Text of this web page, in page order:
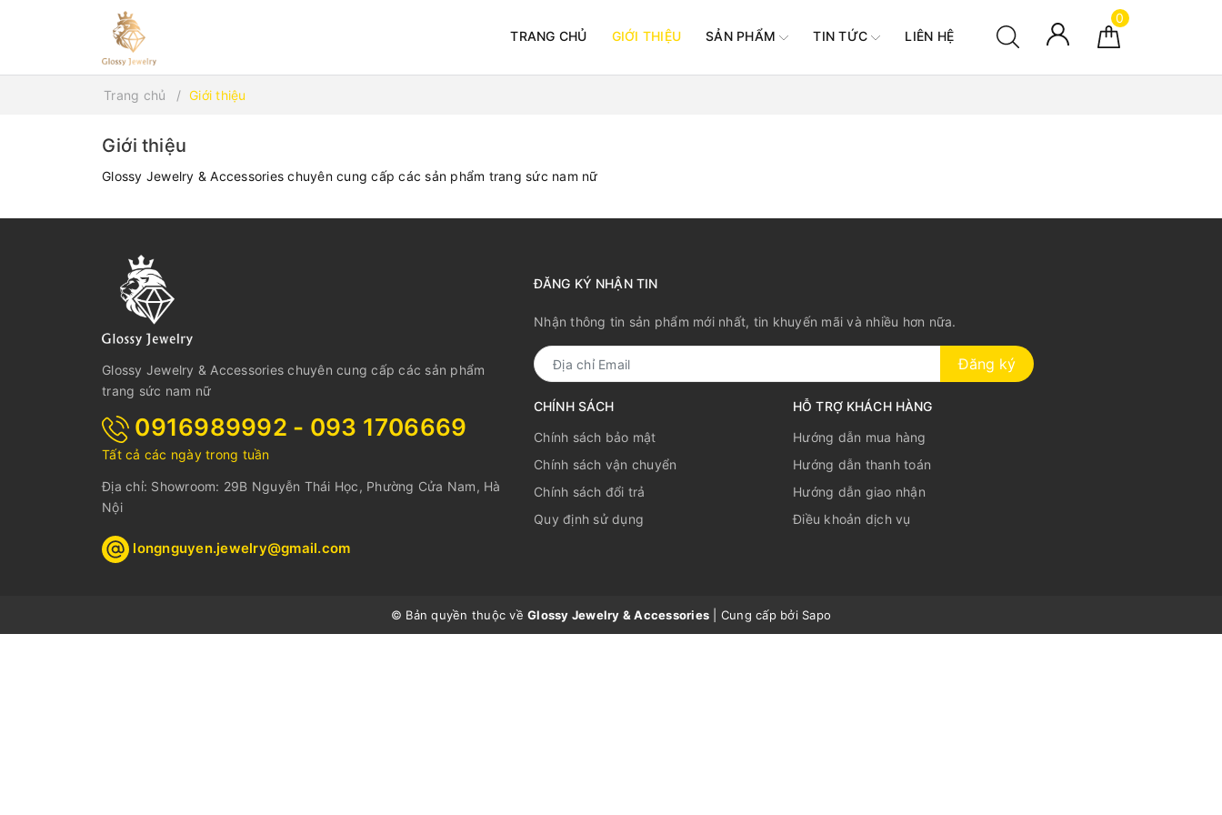
0
TRANG CHỦ
GIỚI THIỆU SẢN PHẨM TIN TỨC LIÊN HỆ
Trang chủ Giới thiệu
Giới thiệu
Glossy Jewelry & Accessories chuyên cung cấp các sản phẩm trang sức nam nữ
Glossy Jewelry & Accessories chuyên cung cấp các sản phẩm
trang sức nam nữ
0916989992 - 093 1706669
Tất cả các ngày trong tuần
Địa chỉ: Showroom: 29B Nguyễn Thái Học, Phường Cửa Nam, Hà
Nội
longnguyen.jewelry@gmail.com
ĐĂNG KÝ NHẬN TIN
Nhận thông tin sản phẩm mới nhất, tin khuyến mãi và nhiều hơn nữa.
Đăng ký
CHÍNH SÁCH
Chính sách bảo mật
Chính sách vận chuyển
Chính sách đổi trả
Quy định sử dụng
HỖ TRỢ KHÁCH HÀNG
Hướng dẫn mua hàng
Hướng dẫn thanh toán
Hướng dẫn giao nhận
Điều khoản dịch vụ
© Bản quyền thuộc vềGlossy Jewelry & Accessories Cung cấp bởi Sapo